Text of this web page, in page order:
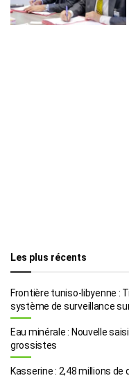
Les plus récents
Frontière tuniso-libyenne :
système de surveillance
Eau minérale : Nouvelle
grossistes
Kasserine : 2,48 millions